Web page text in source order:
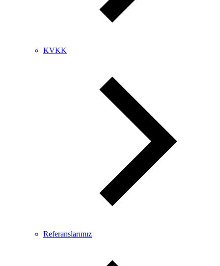
KVKK
Referanslarımız